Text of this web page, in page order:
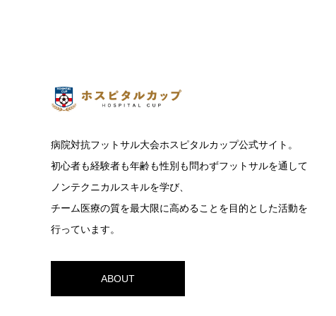
病院対抗フットサル大会ホスピタルカップ公式サイト。
初心者も経験者も年齢も性別も問わずフットサルを通して
ノンテクニカルスキルを学び、
チーム医療の質を最大限に高めることを目的とした活動を
行っています。
ABOUT